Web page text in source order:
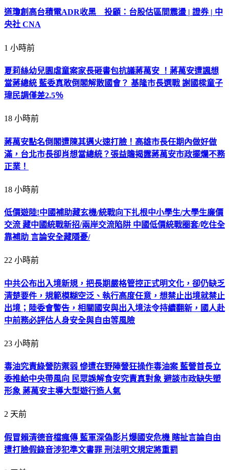
道瓊創高台積電ADR收黑 投顧：台股估區間震盪 | 證券 | 中
央社 CNA
1 小時前
夏莉絲幼兒園虐童案家長砸書包抗議蔣萬安 ！蔣萬安遭諷想
當蔣總統 藍委真敢倒閣解散國會？ 基隆市長選戰 謝國樑童子
瑋民調僅差2.5％
18 小時前
蔣萬安點名倒閣遭陳其邁火速打臉！高雄市長任期內做好做
滿，台北市長卻肖想當總統？張益贍揭露蔣萬安市政擺爛不務
正業！
18 小時前
低價遊陸!中國補助藏玄機/統戰向下扎根中小學生/大學生廉價
交流 藏中國統戰新招/兩岸交流陷阱 中國低價統戰圈套/吃住全
靠補助 言論安全藏隱憂/
22 小時前
中共公布出入境新規，把長期嚴格管控正式明文化，卻仍缺乏
清楚要件，規範模糊空泛、執行高度任意，想禁止出境就禁止
出境；陸委會警告，相關國安與出入境法令持續翻新，國人赴
中前務必評估人身安全與自由等風險
23 小時前
毒油究責綠營防禦弱 慘遭在野陣營狂操作毒油案 藍營首長立
委推給中央帶風向 民眾誤解食安究責真對象 避談市政缺失塑
形象 蔣萬安主導大型遊行造人氣
2 天前
假冒賴清德音檔瘋傳 藍軍深偽影片爆國安危機 瞎扯言論自由
遭打臉假錄音涉犯準文書罪 刑法明文規定將重罰